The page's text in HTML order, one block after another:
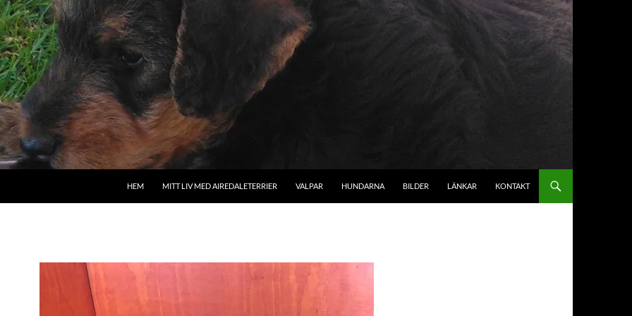
HEM MITT LIV MED AIREDALETERRIER VALPAR HUNDARNA BILDER LÄNKAR KONTAKT